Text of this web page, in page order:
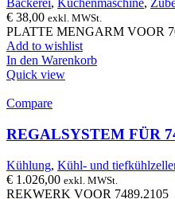
Bäckerei, Küchenmaschine,
€ 38,00 exkl. MWSt.
PLATTE MENGARM VOOR
Add to wishlist
In den Warenkorb
Quick view
Compare
REGALSYSTEM FÜR
Kühlung, Kühl- und
€ 1.026,00 exkl. MWSt.
REKWERK VOOR 7489.2105